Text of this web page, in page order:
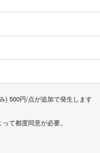
) 500円/点が追加で発生します
て都度同意が必要。